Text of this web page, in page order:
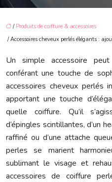
/ Produits de coiffure & accessoires
/ Accessoires cheveux perlés élégants :
Un simple accessoire
conférant une touche de
accessoires cheveux perlés
apportant une touche
quelle coiffure. Qu’il
d’épingles scintillantes, d’un
raffiné ou d’une attache
perles se marient
sublimant le visage et
accessoires de coiffure